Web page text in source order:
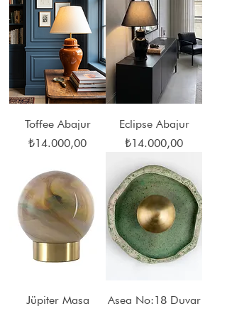
Toffee Abajur
Fiyat
₺14.000,00
Eclipse Abajur
Fiyat
₺14.000,00
Jüpiter Masa
Asea No:18 Duvar